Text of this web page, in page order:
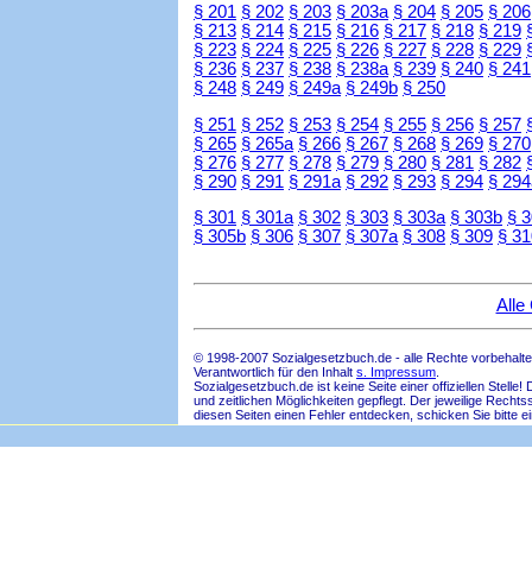
§ 201 § 202 § 203 § 203a § 204 § 205 § 206
§ 213 § 214 § 215 § 216 § 217 § 218 § 219
§ 223 § 224 § 225 § 226 § 227 § 228 § 229
§ 236 § 237 § 238 § 238a § 239 § 240 § 241
§ 248 § 249 § 249a § 249b § 250
§ 251 § 252 § 253 § 254 § 255 § 256 § 257
§ 265 § 265a § 266 § 267 § 268 § 269 § 270
§ 276 § 277 § 278 § 279 § 280 § 281 § 282
§ 290 § 291 § 291a § 292 § 293 § 294 §
§ 301 § 301a § 302 § 303 § 303a § 303b §
§ 305b § 306 § 307 § 307a § 308 § 309 §
Alle
© 1998-2007 Sozialgesetzbuch.de - alle Rechte
Verantwortlich für den Inhalt s. Impressum
Sozialgesetzbuch.de ist keine Seite einer offiziellen
und zeitlichen Möglichkeiten gepflegt. Der jeweilige
diesen Seiten einen Fehler entdecken, schicken Sie bitte